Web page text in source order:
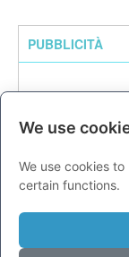
PUBBLICITÀ
We use
We use cookies
certain functions.